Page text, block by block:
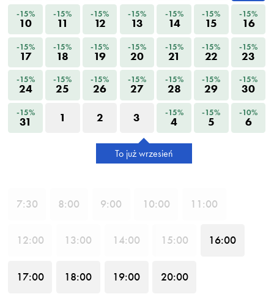
-15%
10
-15%
11
-15%
12
-15%
13
-15%
14
-15%
15
-15%
16
-15%
17
-15%
18
-15%
19
-15%
20
-15%
21
-15%
22
-15%
23
-15%
24
-15%
25
-15%
26
-15%
27
-15%
28
-15%
29
-15%
30
-15%
31 1 2 3 -15%
4
-15%
5
-10%
6
To już wrzesień
7:30 8:00 9:00 10:00 11 :00
12:00 13:00 14:00 15:00 16:00
17:00 18:00 19:00 20:00